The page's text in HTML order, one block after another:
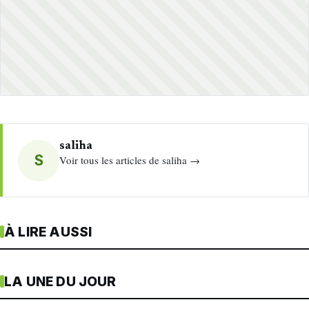
S
saliha
Voir tous les articles de saliha →
À LIRE AUSSI
LA UNE DU JOUR